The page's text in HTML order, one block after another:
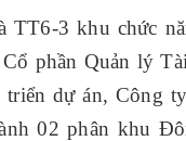
3 khu chức
phần Quản lý
dự án, Công
02 phân khu